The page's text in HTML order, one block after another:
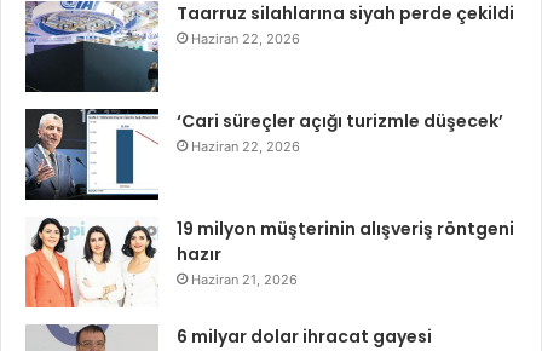
Taarruz silahlarına siyah perde çekildi
Haziran 22, 2026
‘Cari süreçler açığı turizmle düşecek’
Haziran 22, 2026
19 milyon müşterinin alışveriş röntgeni
hazır
Haziran 21, 2026
6 milyar dolar ihracat gayesi